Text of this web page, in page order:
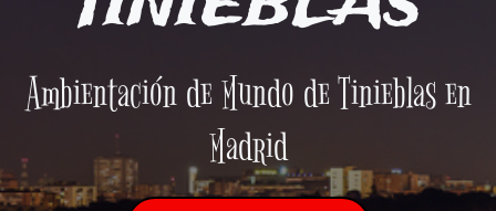
Ambientación de Mundo de Tinieblas en
Madrid